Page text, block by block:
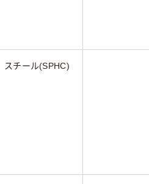
スチール(SPHC)